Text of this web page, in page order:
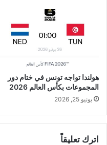
هولندا تواجه تونس في ختام دور
المجموعات بكأس العالم 2026
يونيو 25, 2026
اترك تعليقاً